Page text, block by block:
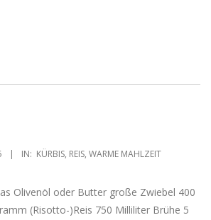
IN: KÜRBIS, REIS, WARME MAHLZEIT
Olivenöl oder Butter große Zwiebel 400
(Risotto-)Reis 750 Milliliter Brühe 5